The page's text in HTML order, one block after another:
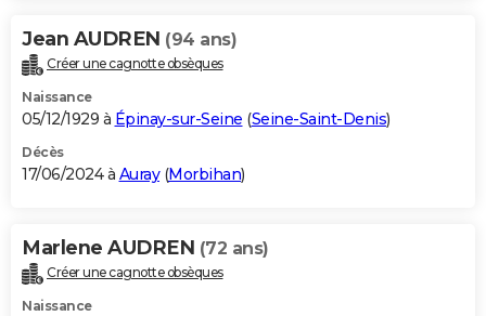
Jean AUDREN (94 ans)
Créer une cagnotte obsèques
Naissance
05/12/1929 à Épinay-sur-Seine (Seine-Saint-Denis)
Décès
17/06/2024 à Auray(Morbihan)
Marlene AUDREN (72 ans)
Créer une cagnotte obsèques
Naissance